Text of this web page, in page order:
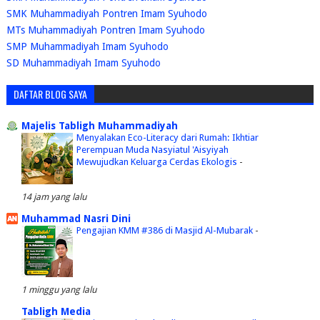
SMK Muhammadiyah Pontren Imam Syuhodo
MTs Muhammadiyah Pontren Imam Syuhodo
SMP Muhammadiyah Imam Syuhodo
SD Muhammadiyah Imam Syuhodo
DAFTAR BLOG SAYA
Majelis Tabligh Muhammadiyah
Menyalakan Eco-Literacy dari Rumah: Ikhtiar
Perempuan Muda Nasyiatul 'Aisyiyah
Mewujudkan Keluarga Cerdas Ekologis -
14 jam yang lalu
Muhammad Nasri Dini
Pengajian KMM #386 di Masjid Al-Mubarak -
1 minggu yang lalu
Tabligh Media